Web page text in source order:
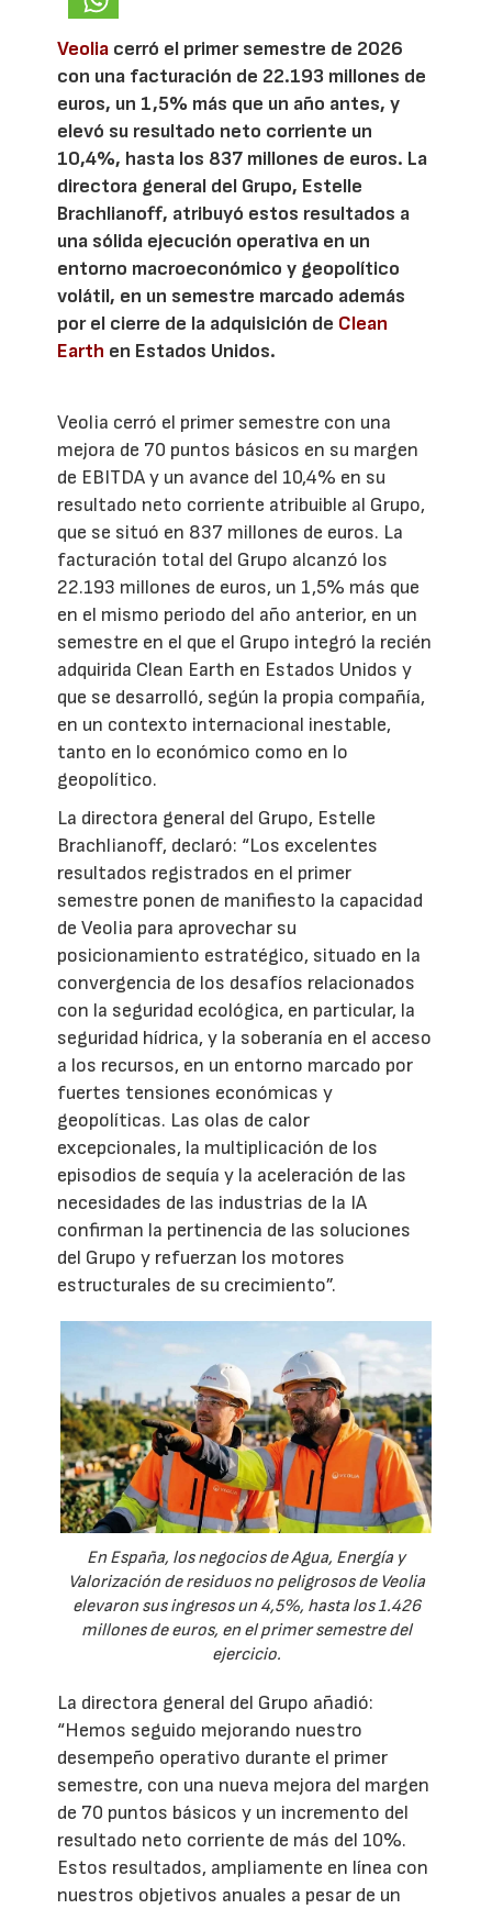
Veolia cerró el primer semestre de 2026
con una facturación de 22.193 millones de
euros, un 1,5% más que un año antes, y
elevó su resultado neto corriente un
10,4%, hasta los 837 millones de euros. La
directora general del Grupo, Estelle
Brachlianoff, atribuyó estos resultados a
una sólida ejecución operativa en un
entorno macroeconómico y geopolítico
volátil, en un semestre marcado además
por el cierre de la adquisición de Clean
Earth en Estados Unidos.
Veolia cerró el primer semestre con una
mejora de 70 puntos básicos en su margen
de EBITDA y un avance del 10,4% en su
resultado neto corriente atribuible al Grupo,
que se situó en 837 millones de euros. La
facturación total del Grupo alcanzó los
22.193 millones de euros, un 1,5% más que
en el mismo periodo del año anterior, en un
semestre en el que el Grupo integró la recién
adquirida Clean Earth en Estados Unidos y
que se desarrolló, según la propia compañía,
en un contexto internacional inestable,
tanto en lo económico como en lo
geopolítico.
La directora general del Grupo, Estelle
Brachlianoff, declaró: “Los excelentes
resultados registrados en el primer
semestre ponen de manifiesto la capacidad
de Veolia para aprovechar su
posicionamiento estratégico, situado en la
convergencia de los desafíos relacionados
con la seguridad ecológica, en particular, la
seguridad hídrica, y la soberanía en el acceso
a los recursos, en un entorno marcado por
fuertes tensiones económicas y
geopolíticas. Las olas de calor
excepcionales, la multiplicación de los
episodios de sequía y la aceleración de las
necesidades de las industrias de la IA
confirman la pertinencia de las soluciones
del Grupo y refuerzan los motores
estructurales de su crecimiento”.
En España, los negocios de Agua, Energía y
Valorización de residuos no peligrosos de Veolia
elevaron sus ingresos un 4,5%, hasta los 1.426
millones de euros, en el primer semestre del
ejercicio.
La directora general del Grupo añadió:
“Hemos seguido mejorando nuestro
desempeño operativo durante el primer
semestre, con una nueva mejora del margen
de 70 puntos básicos y un incremento del
resultado neto corriente de más del 10%.
Estos resultados, ampliamente en línea con
nuestros objetivos anuales a pesar de un